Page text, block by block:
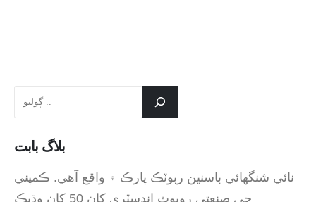
بلاگ بابت
نائي شنگھائي باسنين ربوٽڪ پارڪ ۾ واقع آهي. ڪمپني
جي صنعتي روبوٽ انڊسٽري کان 50 کان وڌيڪ